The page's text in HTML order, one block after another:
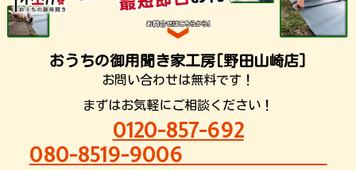
おうちの御用聞き家工房[野田山崎店]
お問い合わせは無料です！
まずはお気軽にご相談ください！
0120-857-692
080-8519-9006